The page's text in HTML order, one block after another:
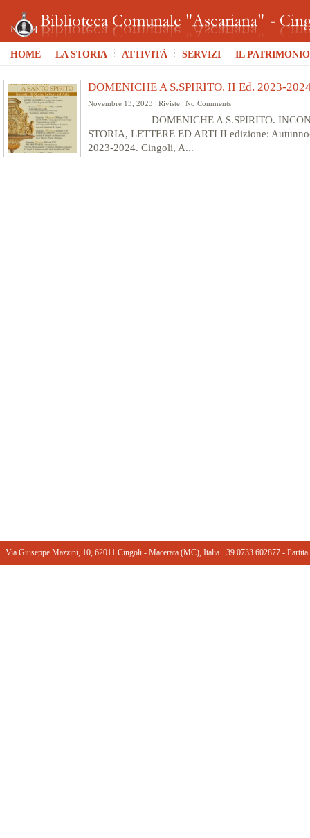
HOME LA STORIA ATTIVITÀ SERVIZI IL PATRIMONIO
DOMENICHE A S.SPIRITO. II Ed. 2023-
Novembre 13, 2023 Riviste No Comments
DOMENICHE A S.SPIRITO.
STORIA, LETTERE ED ARTI II edizione:
2023-2024. Cingoli, A...
Via Giuseppe Mazzini, 10, 62011 Cingoli - Macerata (MC), Italia +39 0733 602877 ‎-